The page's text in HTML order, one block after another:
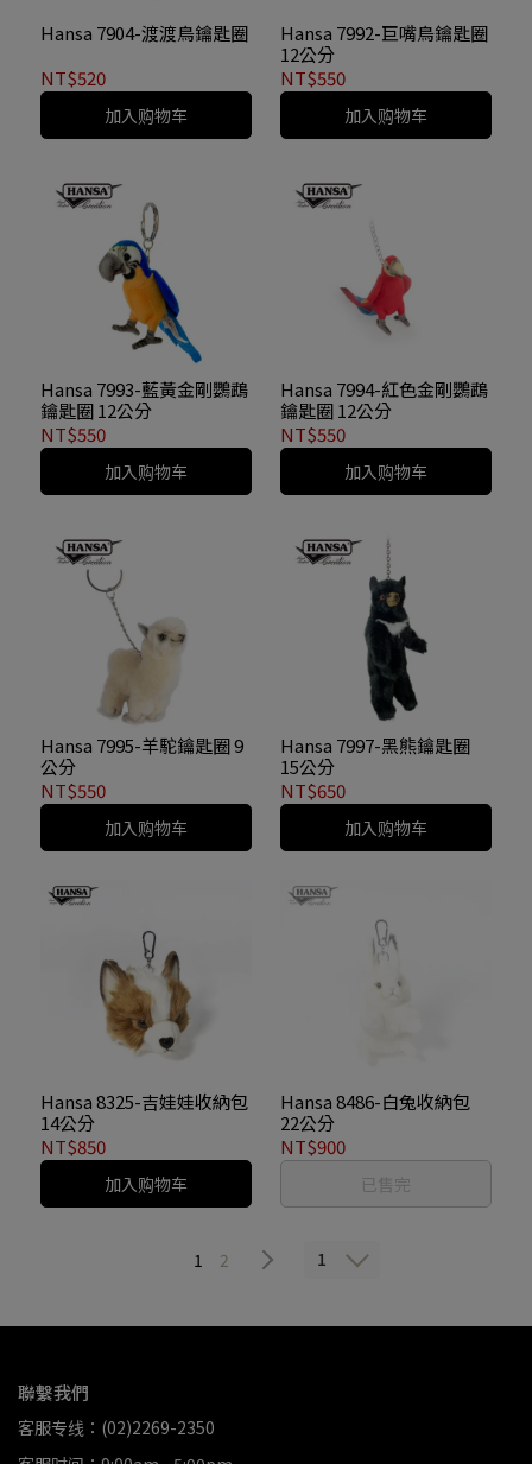
Hansa 7904-渡渡鳥鑰匙圈
NT$520
加入购物车
Hansa 7992-巨嘴鳥鑰匙圈
12公分
NT$550
加入购物车
Hansa 7993-藍黃金剛鸚鵡
鑰匙圈 12公分
NT$550
加入购物车
Hansa 7994-紅色金剛鸚鵡
鑰匙圈 12公分
NT$550
加入购物车
Hansa 7995-羊駝鑰匙圈 9
公分
NT$550
加入购物车
Hansa 7997-黑熊鑰匙圈
15公分
NT$650
加入购物车
Hansa 8325-吉娃娃收納包
14公分
NT$850
加入购物车
Hansa 8486-白兔收納包
22公分
NT$900
已售完
1 2 1
聯繫我們
客服专线：(02)2269-2350